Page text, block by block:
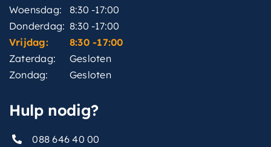
Woensdag:
8:30 -17:00
Donderdag: 8:30 -17:00
Vrijdag:
8:30 -17:00
Zaterdag:
Gesloten
Zondag:
Gesloten
Hulp nodig?
088 646 40 00